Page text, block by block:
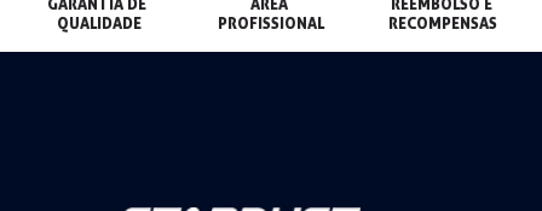
QUALIDADE
PROFISSIONAL
RECOMPENSAS